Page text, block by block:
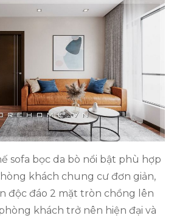
sofa bọc da bò nổi bật phù hợp
khách chung cư đơn giản,
độc đáo 2 mặt tròn chồng lên
khách trở nên hiện đại và